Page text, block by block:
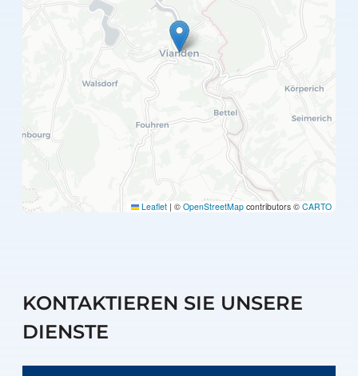
Leaflet | © OpenStreetMap contributors © CARTO
KONTAKTIEREN SIE UNSERE
DIENSTE